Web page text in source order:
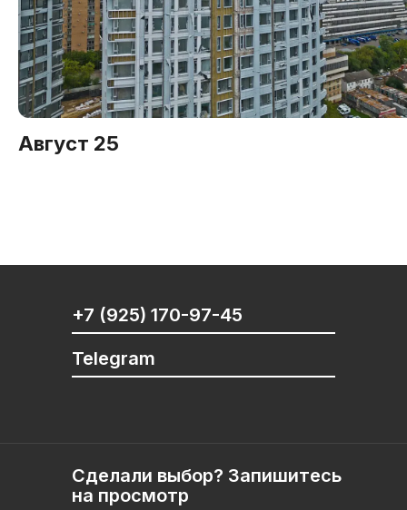
Август 25
+7 (925) 170-97-45
Telegram
Сделали выбор? Запишитесь
на просмотр
Сделали выбор? Запишитесь на